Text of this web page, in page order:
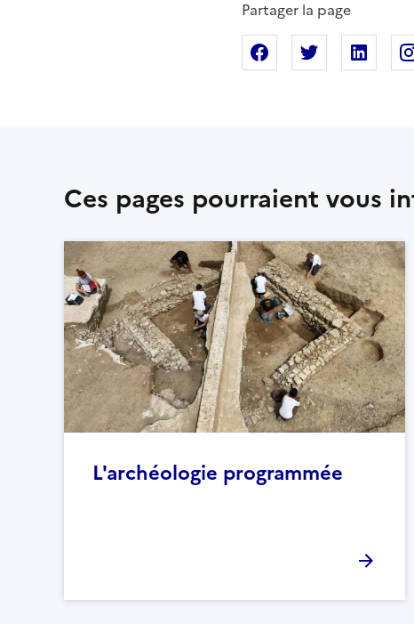
Partager la page
Partager surPartager sur
Ces pages pourraient vous
L'archéologie programmée